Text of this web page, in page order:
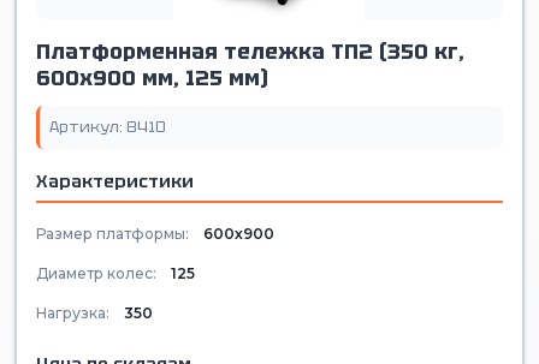
Платформенная тележка ТП2 (350 кг,
600х900 мм, 125 мм)
Артикул: 8410
Характеристики
Размер платформы: 600х900
Диаметр колес: 125
Нагрузка: 350